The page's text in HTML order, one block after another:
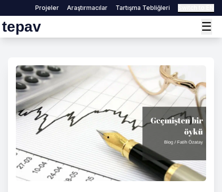
Projeler Araştırmacılar Tartışma Tebliğleri
tepav ☰